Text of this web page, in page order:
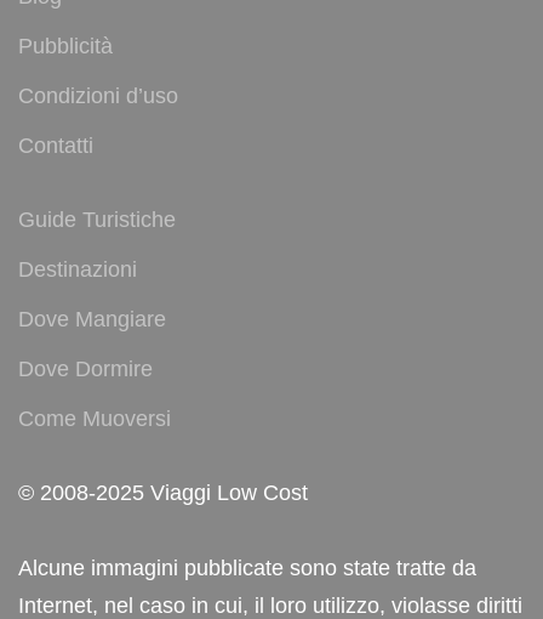
Pubblicità
Condizioni d’uso
Contatti
Guide Turistiche
Destinazioni
Dove Mangiare
Dove Dormire
Come Muoversi
© 2008-2025 Viaggi Low Cost
Alcune immagini pubblicate sono state tratte da
Internet, nel caso in cui, il loro utilizzo, violasse diritti